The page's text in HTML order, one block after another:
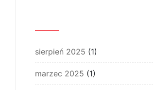
sierpień 2025 (1)
marzec 2025 (1)